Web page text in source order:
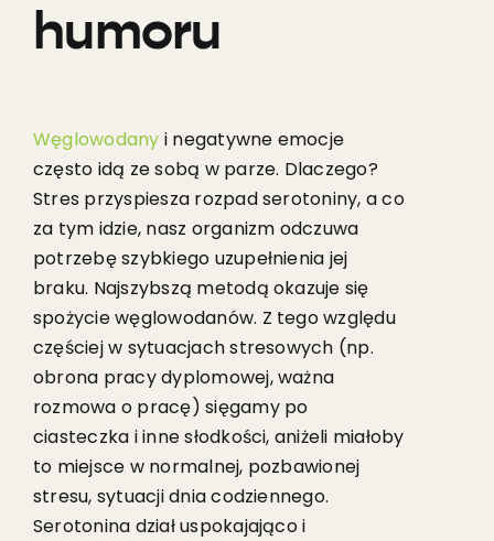
humoru
Węglowodany i negatywne emocje
często idą ze sobą w parze. Dlaczego?
Stres przyspiesza rozpad serotoniny, a co
za tym idzie, nasz organizm odczuwa
potrzebę szybkiego uzupełnienia jej
braku. Najszybszą metodą okazuje się
spożycie węglowodanów. Z tego względu
częściej w sytuacjach stresowych (np.
obrona pracy dyplomowej, ważna
rozmowa o pracę) sięgamy po
ciasteczka i inne słodkości, aniżeli miałoby
to miejsce w normalnej, pozbawionej
stresu, sytuacji dnia codziennego.
Serotonina dział uspokajająco i